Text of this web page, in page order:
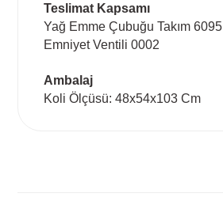
Teslimat Kapsamı
Yağ Emme Çubuğu Takım 6095
Emniyet Ventili 0002
Ambalaj
Koli Ölçüsü: 48x54x103 Cm